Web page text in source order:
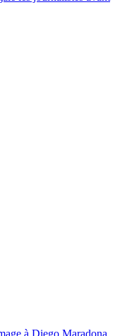
à Diego Maradona